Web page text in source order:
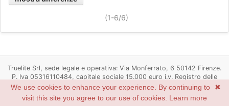
(1-6/6)
Truelite Srl, sede legale e operativa: Via Monferrato, 6 50142 Firenze.
P. Iva 05316110484, capitale sociale 15.000 euro i.v. Registro delle
imprese di Firenze n. 05316110484, R.E.A. Firenze n. 537498
Powered by
© 2006-2022 Jean-Philippe Lang
✖
We use cookies to enhance your experience. By continuing to
visit this site you agree to our use of cookies. Learn more